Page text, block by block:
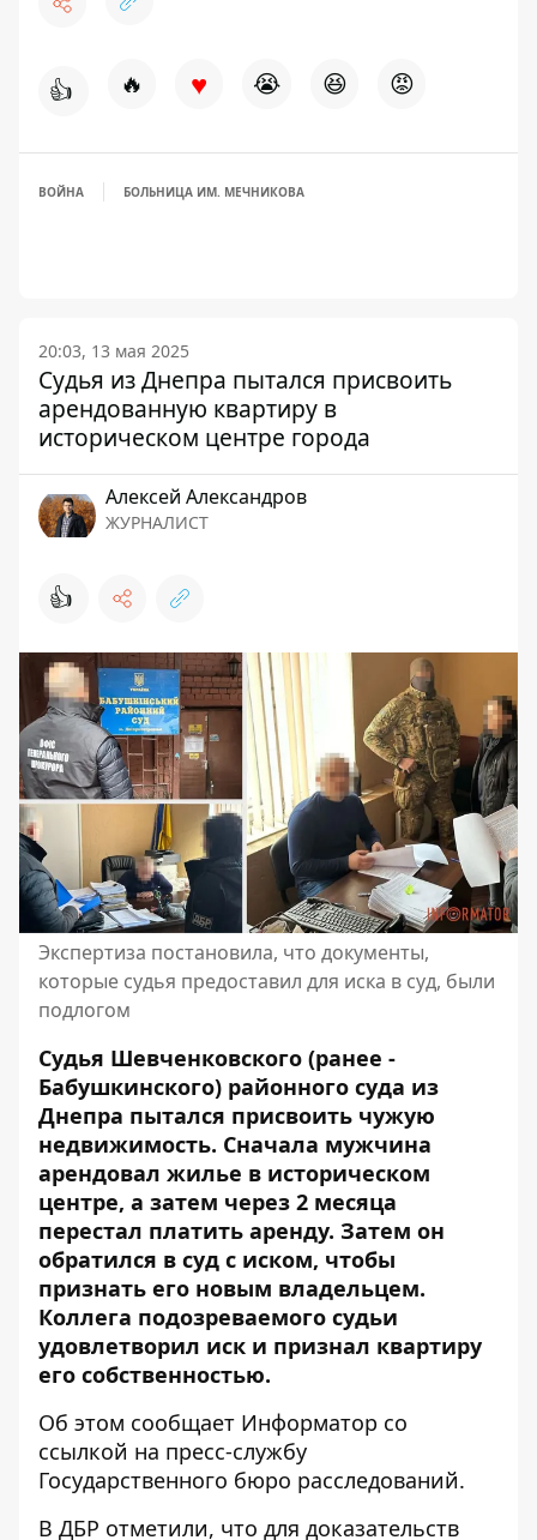
👍 🔥 ♥ 😭 😆 😡
ВОЙНА БОЛЬНИЦА ИМ. МЕЧНИКОВА
20:03, 13 мая 2025
Судья из Днепра пытался присвоить
арендованную квартиру в
историческом центре города
Алексей Александров
ЖУРНАЛИСТ
👍
Экспертиза постановила, что документы,
которые судья предоставил для иска в суд, были
подлогом
Судья Шевченковского (ранее -
Бабушкинского) районного суда из
Днепра пытался присвоить чужую
недвижимость. Сначала мужчина
арендовал жилье в историческом
центре, а затем через 2 месяца
перестал платить аренду. Затем он
обратился в суд с иском, чтобы
признать его новым владельцем.
Коллега подозреваемого судьи
удовлетворил иск и признал квартиру
его собственностью.
Об этом сообщает Информатор со
ссылкой на пресс-службу
Государственного бюро расследований.
В ДБР отметили, что для доказательств